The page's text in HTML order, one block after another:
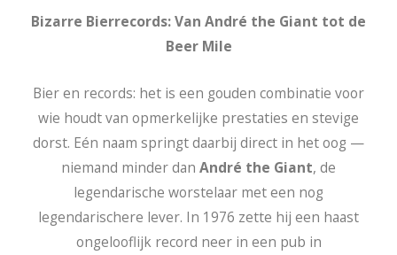
Bizarre Bierrecords: Van André the Giant tot de
Beer Mile
Bier en records: het is een gouden combinatie voor
wie houdt van opmerkelijke prestaties en stevige
dorst. Eén naam springt daarbij direct in het oog —
niemand minder dan André the Giant, de
legendarische worstelaar met een nog
legendarischere lever. In 1976 zette hij een haast
ongelooflijk record neer in een pub in